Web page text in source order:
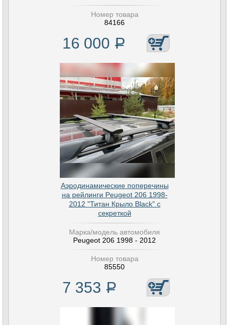
Номер товара
84166
16 000 Р
Аэродинамические поперечины
на рейлинги Peugeot 206 1998-
2012 "Титан Крыло Black" с
секреткой
Марка/модель автомобиля
Peugeot 206 1998 - 2012
Номер товара
85550
7 353 Р